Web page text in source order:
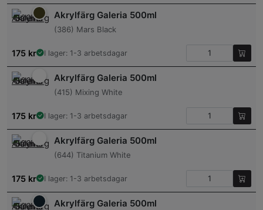
Akrylfärg Galeria 500ml
(386) Mars Black
175 kr I lager: 1-3 arbetsdagar
Akrylfärg Galeria 500ml
(415) Mixing White
175 kr I lager: 1-3 arbetsdagar
Akrylfärg Galeria 500ml
(644) Titanium White
175 kr I lager: 1-3 arbetsdagar
Akrylfärg Galeria 500ml